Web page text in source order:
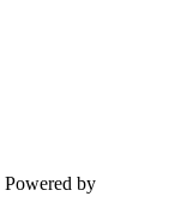
Powered by